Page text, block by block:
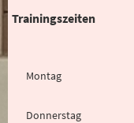
Trainingszeiten
Montag
Donnerstag